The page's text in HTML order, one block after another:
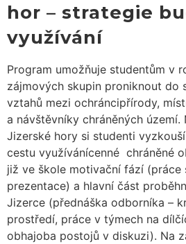
hor – strategie
využívání
Program umožňuje studentům v
zájmových skupin proniknout do
vztahů mezi ochráncipřírody,
a návštěvníky chráněných území.
Jizerské hory si studenti
cestu využívánícenné chráněné
již ve škole motivační fází (práce
prezentace) a hlavní část
Jizerce (přednáška odborníka –
prostředí, práce v týmech na
obhajoba postojů v diskuzi). Na